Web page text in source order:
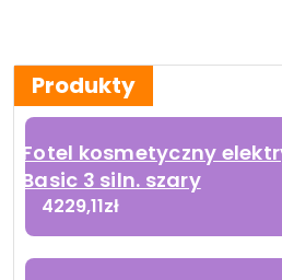
Produkty
Fotel kosmetyczny
Basic 3 siln. szary
4229,11zł